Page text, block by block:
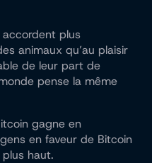
plus
animaux qu’au plaisir
de leur part de
pense la même
gagne en
en faveur de Bitcoin
haut.